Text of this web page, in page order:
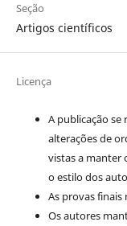
Seção
Artigos científicos
Licença
A publicação
alterações de
vistas a manter
o estilo dos
As provas finais
Os autores